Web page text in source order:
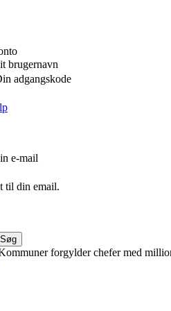
brugernavn
adgangskode
e-mail
til din email.
forgylder chefer med